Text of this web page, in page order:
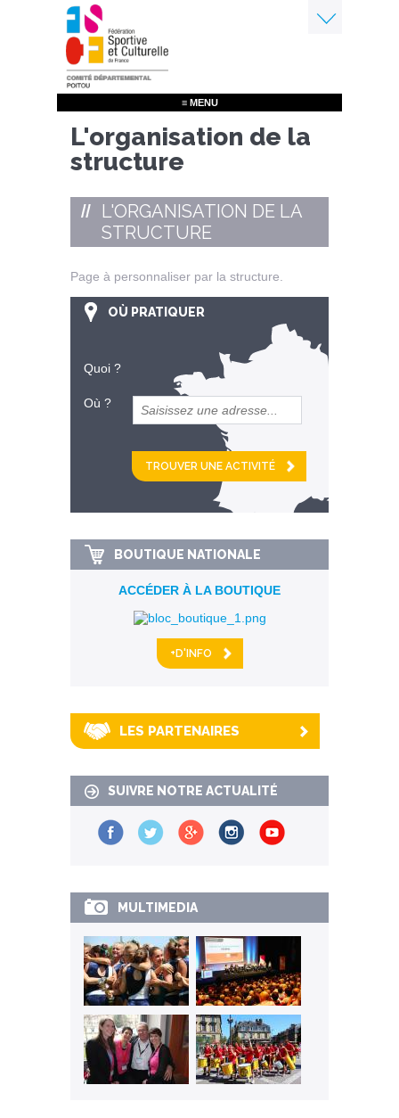
Aller
au
contenu
principal
≡ MENU
L'organisation de la
structure
L'ORGANISATION DE LA
STRUCTURE
Page à personnaliser par la structure.
OÙ PRATIQUER
Quoi ?
Où ?
et
km alentour
BOUTIQUE NATIONALE
ACCÉDER À LA BOUTIQUE
+D'INFO
LES PARTENAIRES
SUIVRE NOTRE ACTUALITÉ
MULTIMEDIA